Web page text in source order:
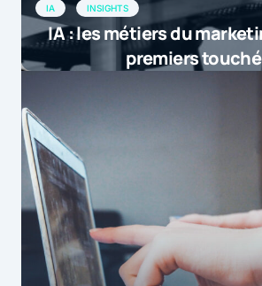
IA INSIGHTS
IA : les métiers du
premiers